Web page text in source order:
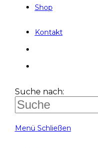
Shop
Kontakt
Suche nach:
Menü Schließen